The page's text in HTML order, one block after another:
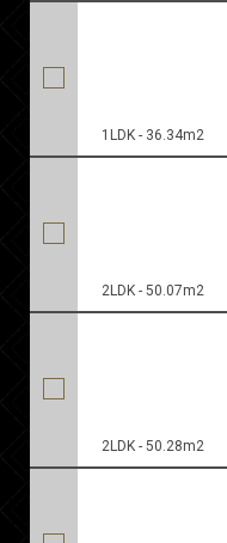
1LDK - 36.34m2
2LDK - 50.07m2
2LDK - 50.28m2